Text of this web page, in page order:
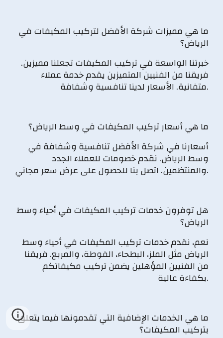
ما هي مميزات شركة الأفضل لتركيب المكيفات في
الرياض؟
خبرتنا الواسعة في تركيب المكيفات تجعلنا مميزين.
فريقنا من الفنيين المتميزين يقدم خدمة عملاء
متفانية. الأسعار لدينا تنافسية وشفافة.
ما هي أسعار تركيب المكيفات في وسط الرياض؟
أسعارنا في شركة الأفضل تنافسية وشفافة في
وسط الرياض. نقدم خصومات للعملاء الجدد
والمنتظمين. اتصل بنا للحصول على عرض سعر مجاني.
هل توفرون خدمات تركيب المكيفات في أحياء وسط
الرياض؟
نعم، نقدم خدمات تركيب المكيفات في أحياء وسط
الرياض مثل الملز، البطحاء، الفوطة، والمربع. فريقنا
من الفنيين المؤهلين يضمن تركيب مكيفاتكم
بكفاءة عالية.
ما هي الخدمات الإضافية التي تقدمونها فيما يتعلق
بتركيب المكيفات؟